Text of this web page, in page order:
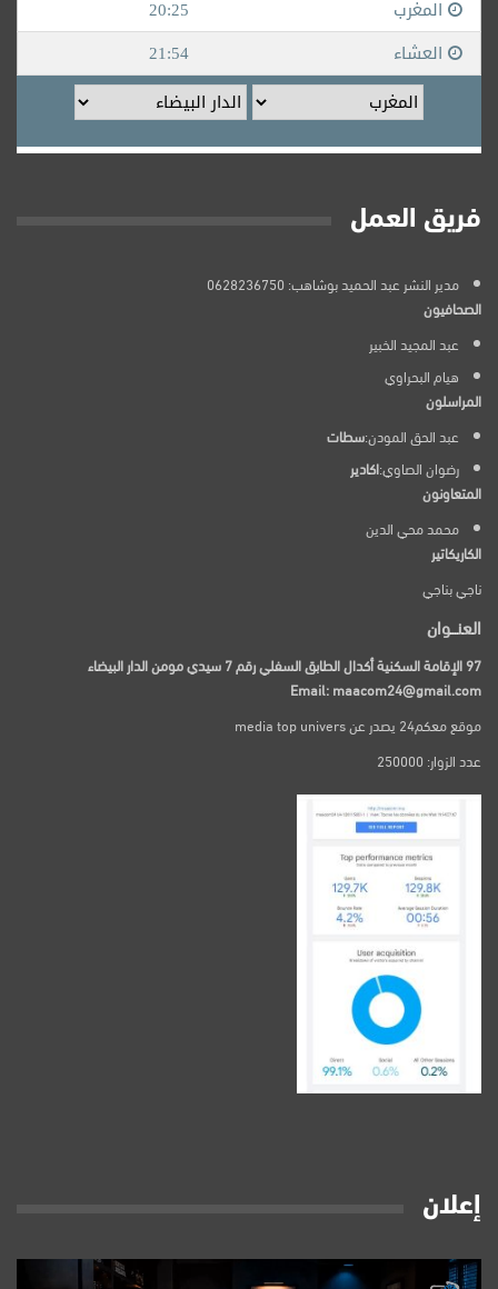
فريق العمل
مدير النشر عبد الحميد بوشاهب: 0628236750
الصحافيون
عبد المجيد الخبير
هيام البحراوي
المراسلون
عبد الحق المودن:سطات
رضوان الصاوي:اكادير
المتعاونون
محمد محي الدين
الكاريكاتير
ناجي بناجي
العنـــوان
97 الإقامة السكنية أكدال الطابق السفلي رقم 7 سيدي مومن الدار البيضاء
Email: maacom24@gmail.com
موقع معكم24 يصدر عن media top univers
عدد الزوار: 250000
إعلان
مشغل